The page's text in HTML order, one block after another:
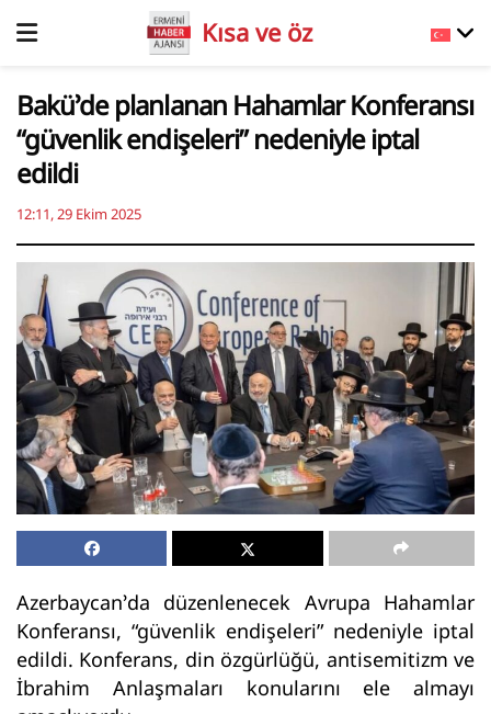
Kısa ve öz
Bakü’de planlanan Hahamlar Konferansı
“güvenlik endişeleri” nedeniyle iptal
edildi
12:11, 29 Ekim 2025
Azerbaycan’da düzenlenecek Avrupa Hahamlar
Konferansı, “güvenlik endişeleri” nedeniyle iptal
edildi. Konferans, din özgürlüğü, antisemitizm ve
İbrahim Anlaşmaları konularını ele almayı